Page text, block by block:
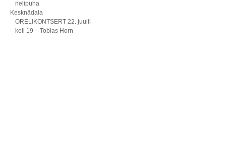
nelipüha
Kesknädala
ORELIKONTSERT 22. juulil
kell 19 – Tobias Horn